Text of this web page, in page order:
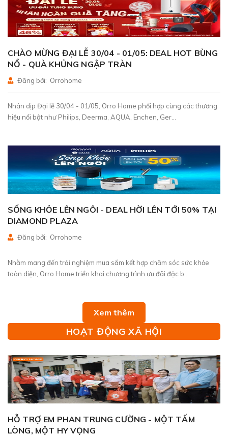
CHÀO MỪNG ĐẠI LỄ 30/04 - 01/05: DEAL HOT BÙNG
NỔ - QUÀ KHỦNG NGẬP TRÀN
Đăng bởi: Orrohome
Nhân dịp Đại lễ 30/04 - 01/05, Orro Home phối hợp cùng các thương
hiệu nổi bật như Philips, Deerma, AQUA, Enchen, Ger...
SỐNG KHỎE LÊN NGÔI - DEAL HỜI LÊN TỚI 50% TẠI
DIAMOND PLAZA
Đăng bởi: Orrohome
Nhằm mang đến trải nghiệm mua sắm kết hợp chăm sóc sức khỏe
toàn diện, Orro Home triển khai chương trình ưu đãi đặc b...
Xem thêm
HOẠT ĐỘNG XÃ HỘI
HỖ TRỢ EM PHAN TRUNG CƯỜNG - MỘT TẤM
LÒNG, MỘT HY VỌNG